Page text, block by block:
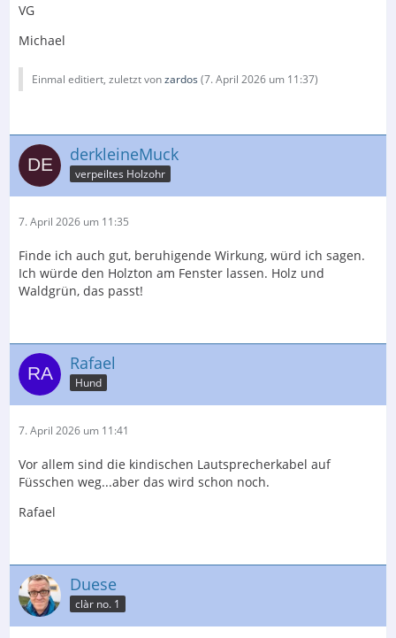
VG
Michael
Einmal editiert, zuletzt vonzardos (7. April 2026 um 11:37)
derkleineMuck
verpeiltes Holzohr
7. April 2026 um 11:35
Finde ich auch gut, beruhigende Wirkung, würd ich sagen.
Ich würde den Holzton am Fenster lassen. Holz und
Waldgrün, das passt!
Rafael
Hund
7. April 2026 um 11:41
Vor allem sind die kindischen Lautsprecherkabel auf
Füsschen weg...aber das wird schon noch.
Rafael
Duese
clàr no. 1